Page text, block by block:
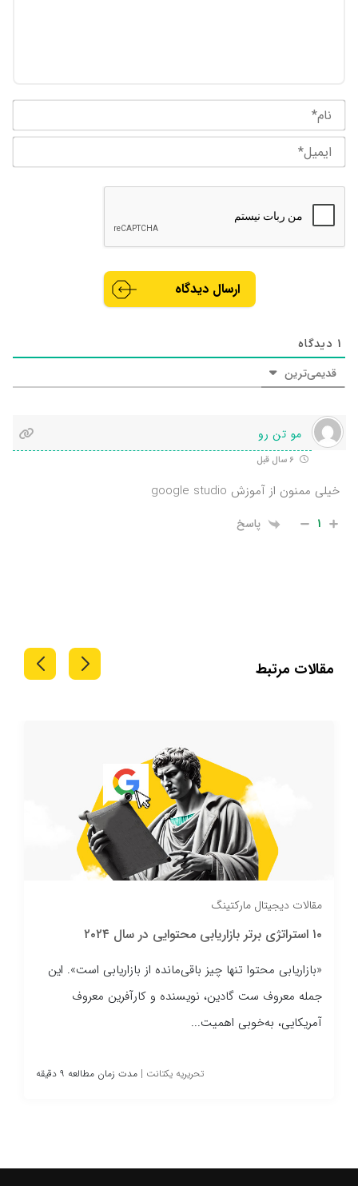
1 دیدگاه
قدیمی‌ترین
مو تن رو
خیلی ممنون از آموزش google studio
1 پاسخ
مقالات مرتبط
مارکتینگ
محتوا تنها چیز باقی‌مانده از بازاریابی است». این
ست گادین، نویسنده و کارآفرین معروف
به‌‌خوبی اهمیت...
مدت زمان مطالعه ۹ دقیقه